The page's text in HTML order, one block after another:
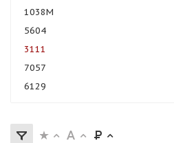
1038M
5604
3111
7057
6129